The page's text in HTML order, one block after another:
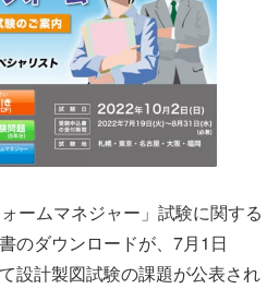
ームマネジャー」試験に関する
のダウンロードが、7月1日
設計製図試験の課題が公表され